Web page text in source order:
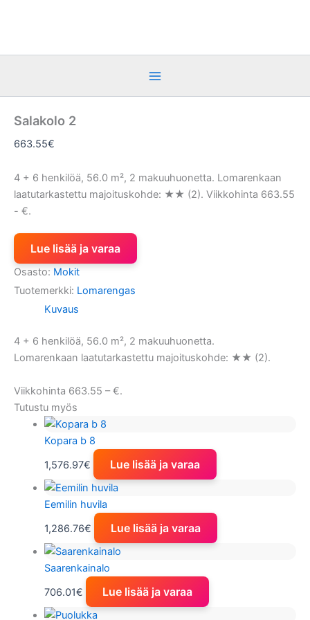
Salakolo 2
663.55€
4 + 6 henkilöä, 56.0 m², 2 makuuhuonetta. Lomarenkaan
laatutarkastettu majoituskohde: ★★ (2). Viikkohinta 663.55
- €.
Lue lisää ja varaa
Osasto: Mokit
Tuotemerkki: Lomarengas
Kuvaus
4 + 6 henkilöä, 56.0 m², 2 makuuhuonetta.
Lomarenkaan laatutarkastettu majoituskohde: ★★ (2).
Viikkohinta 663.55 – €.
Tutustu myös
Kopara b 8
1,576.97€ Lue lisää ja varaa
Eemilin huvila
1,286.76€ Lue lisää ja varaa
Saarenkainalo
706.01€ Lue lisää ja varaa